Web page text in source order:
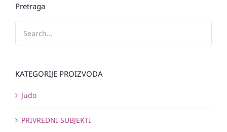
Pretraga
KATEGORIJE PROIZVODA
Judo
PRIVREDNI SUBJEKTI